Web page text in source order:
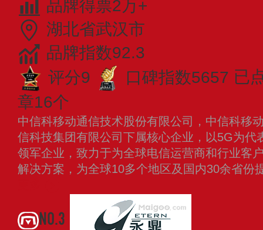
品牌得票2万+
湖北省武汉市
品牌指数92.3
评分9
口碑指数5657 已
章16个
中信科移动通信技术股份有限公司，中信科移
信科技集团有限公司下属核心企业，以5G为代
领军企业，致力于为全球电信运营商和行业客
解决方案，为全球10多个地区及国内30余省份
NO.3